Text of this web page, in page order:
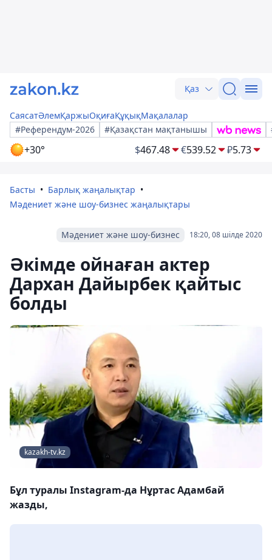
Қаз
СаясатӘлемҚаржыОқиғаҚұқықМақалалар
#Референдум-2026
#Қазақстан мақтанышы
+30° $467.48 €539.52 ₽5.73
Басты
Барлық жаңалықтар
Мәдениет және шоу-бизнес жаңалықтары
18:20, 08 шілде 2020
Мәдениет және шоу-бизнес
Әкімде ойнаған актер
Дархан Дайырбек қайтыс
болды
kazakh-tv.kz
Бұл туралы Instagram-да Нұртас Адамбай
жазды,